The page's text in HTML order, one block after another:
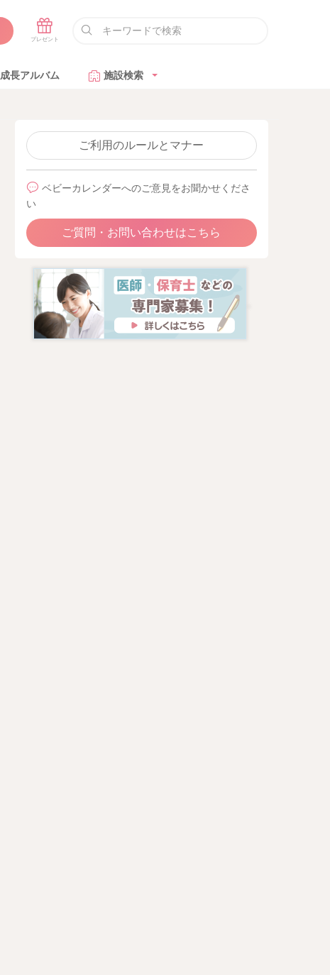
成長アルバム 施設検索
ご利用のルールとマナー
ベビーカレンダーへのご意見をお聞かせくださ
い
ご質問・お問い合わせはこちら